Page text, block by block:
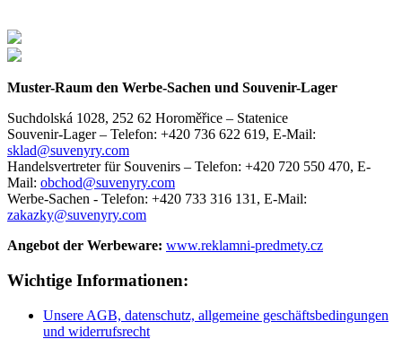
Muster-Raum den Werbe-Sachen und Souvenir-Lager
Suchdolská 1028, 252 62 Horoměřice – Statenice
Souvenir-Lager – Telefon: +420 736 622 619, E-Mail:
sklad@suvenyry.com
Handelsvertreter für Souvenirs – Telefon: +420 720 550 470, E-
Mail: obchod@suvenyry.com
Werbe-Sachen - Telefon: +420 733 316 131, E-Mail:
zakazky@suvenyry.com
Angebot der Werbeware: www.reklamni-predmety.cz
Wichtige Informationen:
Unsere AGB, datenschutz, allgemeine geschäftsbedingungen
und widerrufsrecht